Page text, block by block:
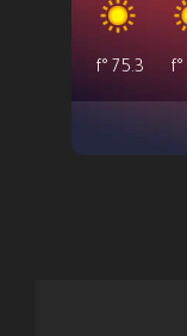
75.3
°f °f